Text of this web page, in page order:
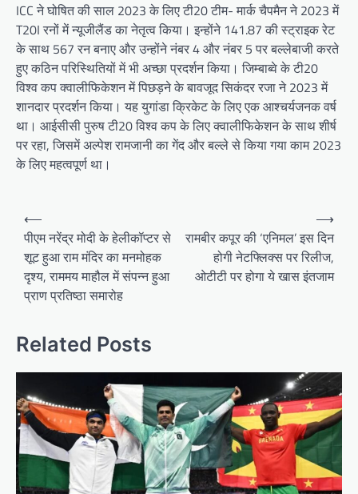
ICC ने घोषित की साल 2023 के लिए टी20 टीम- मार्क चैपमैन ने 2023 में
T20I रनों में न्यूजीलैंड का नेतृत्व किया। इन्होंने 141.87 की स्ट्राइक रेट
के साथ 567 रन बनाए और उन्होंने नंबर 4 और नंबर 5 पर बल्लेबाजी करते
हुए कठिन परिस्थितियों में भी अच्छा प्रदर्शन किया। जिम्बाब्वे के टी20
विश्व कप क्वालीफिकेशन में पिछड़ने के बावजूद सिकंदर रजा ने 2023 में
शानदार प्रदर्शन किया। यह युगांडा क्रिकेट के लिए एक आश्चर्यजनक वर्ष
था। आईसीसी पुरुष टी20 विश्व कप के लिए क्वालीफिकेशन के साथ शीर्ष
पर रहा, जिसमें अल्पेश रामजानी का गेंद और बल्ले से किया गया काम 2023
के लिए महत्वपूर्ण था।
Post
navigation
⟵
पीएम नरेंद्र मोदी के हेलीकॉप्टर से
शूट हुआ राम मंदिर का मनमोहक
दृश्य, राममय माहौल में संपन्न हुआ
प्राण प्रतिष्ठा समारोह
रामबीर कपूर की ‘एनिमल’ इस दिन
होगी नेटफ्लिक्स पर रिलीज,
ओटीटी पर होगा ये खास इंतजाम
⟶
Related Posts